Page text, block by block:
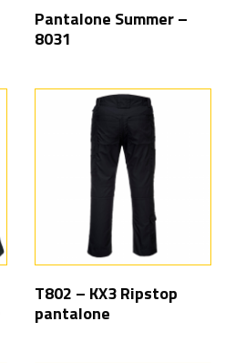
Pantalone Summer –
8031
T802 – KX3 Ripstop
pantalone